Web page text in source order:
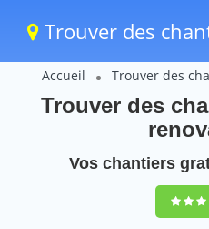
Trouver des
Accueil Trouver des
Trouver des
Vos chantiers